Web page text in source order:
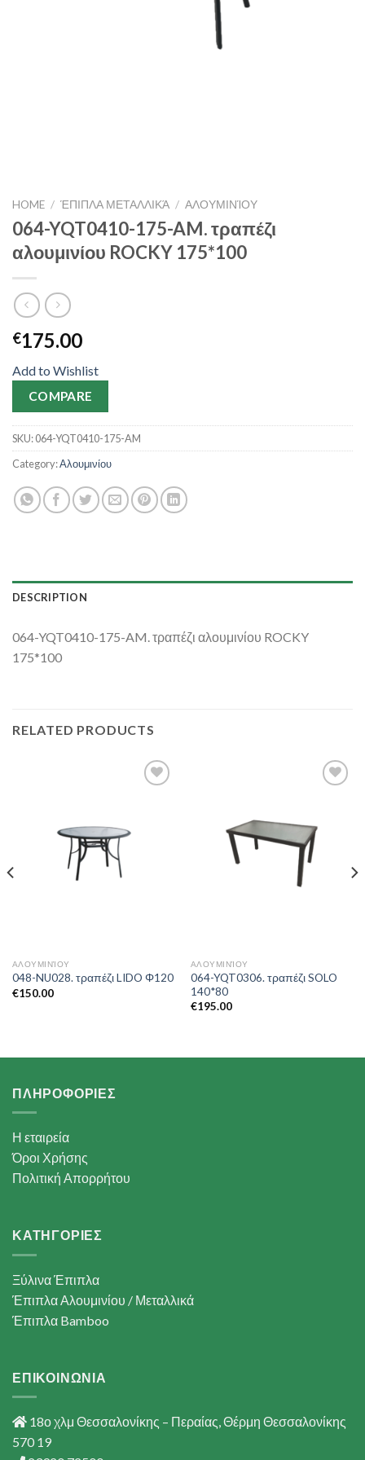
HOME / ΈΠΙΠΛΑ ΜΕΤΑΛΛΙΚΆ / ΑΛΟΥΜΙΝΊΟΥ
064-YQT0410-175-AM. τραπέζι
αλουμινίου ROCKY 175*100
€175.00
Add to Wishlist
COMPARE
SKU:064-YQT0410-175-AM
Category:Αλουμινίου
DESCRIPTION
064-YQT0410-175-AM. τραπέζι αλουμινίου ROCKY
175*100
RELATED PRODUCTS
ΑΛΟΥΜΙΝΊΟΥ
048-NU028. τραπέζι LIDO Φ120
€150.00
ΑΛΟΥΜΙΝΊΟΥ
064-YQT0306. τραπέζι SOLO
140*80
€195.00
ΠΛΗΡΟΦΟΡΙΕΣ
Η εταιρεία
Όροι Χρήσης
Πολιτική Απορρήτου
ΚΑΤΗΓΟΡΙΕΣ
Ξύλινα Έπιπλα
Έπιπλα Αλουμινίου / Μεταλλικά
Έπιπλα Bamboo
ΕΠΙΚΟΙΝΩΝΙΑ
18ο χλμ Θεσσαλονίκης – Περαίας, Θέρμη Θεσσαλονίκης
570 19